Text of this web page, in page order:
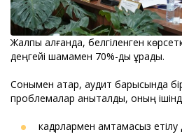
Жалпы алғанда, белгіленген
деңгейі шамамен 70%-ды құрады.
Сонымен қатар, аудит барысында
проблемалар анықталды, оның
кадрлармен қамтамасыз етілу